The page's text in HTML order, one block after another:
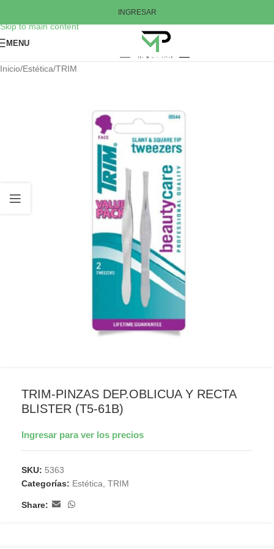
Skip to main content
INGRESAR
MENU
Inicio/Estética/TRIM
TRIM-PINZAS DEP.OBLICUA Y RECTA
BLISTER (T5-61B)
Ingresar para ver los precios
SKU: 5363
Categorías: Estética TRIM
Share: